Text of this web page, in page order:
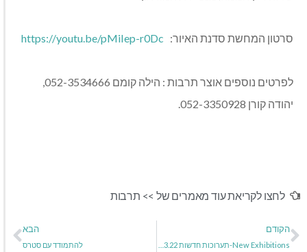
סרטון המחשת סדנת האיור: https://youtu.be/pMiIep-r0Dc
לפרטים נוספים אוצר תרבות : הילה קומם 052-3534666,
יהודה קורן 052-3350928.
לחצו לקריאת עוד מאמרים של >> תרבות
הקודם הבא
להתמודד עם סטרס